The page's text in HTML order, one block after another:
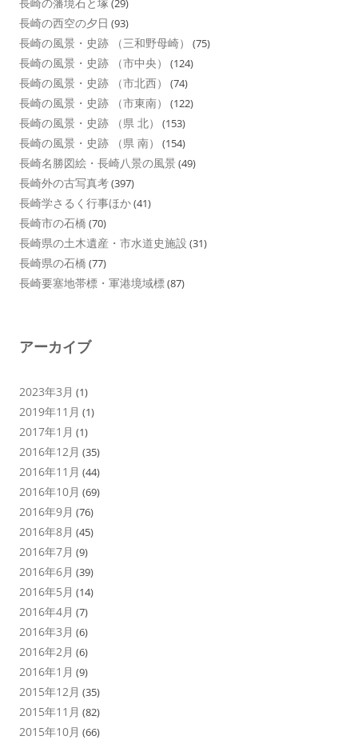
(29)
長崎の西空の夕日 (93)
長崎の風景・史跡 （三和野母崎） (75)
長崎の風景・史跡 （市中央） (124)
長崎の風景・史跡 （市北西） (74)
長崎の風景・史跡 （市東南） (122)
長崎の風景・史跡 （県 北） (153)
長崎の風景・史跡 （県 南） (154)
長崎名勝図絵・長崎八景の風景 (49)
長崎外の古写真考(397)
長崎学さるく行事ほか(41)
長崎市の石橋 (70)
長崎県の土木遺産・市水道史施設 (31)
長崎県の石橋 (77)
長崎要塞地帯標・軍港境域標(87)
アーカイブ
2023年3月 (1)
2019年11月 (1)
2017年1月 (1)
2016年12月 (35)
2016年11月 (44)
2016年10月 (69)
2016年9月 (76)
2016年8月 (45)
2016年7月 (9)
2016年6月 (39)
2016年5月 (14)
2016年4月 (7)
2016年3月 (6)
2016年2月 (6)
2016年1月 (9)
2015年12月 (35)
2015年11月 (82)
2015年10月 (66)